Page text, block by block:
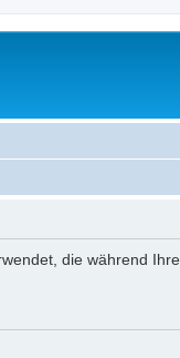
die während